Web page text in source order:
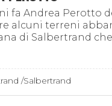
fa Andrea Perotto
alcuni terreni
di Salbertrand che
Salbertrand /Salbertrand